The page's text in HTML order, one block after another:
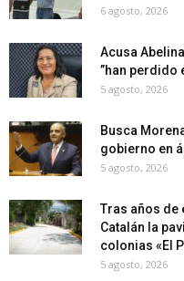
6 agosto, 2026
Acusa
”han perdido
5 agosto, 2026
Busca
gobierno en
5 agosto, 2026
Tras años de
Catalán la
colonias «El
5 agosto, 2026